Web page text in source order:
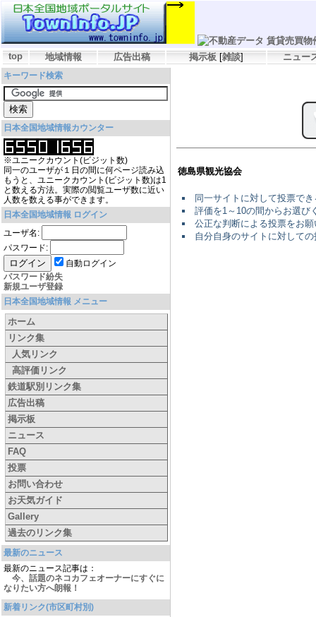
top 地域情報 広告出稿 掲示板 [雑談] ニュー
キーワード検索
日本全国地域情報カウンター
※ユニークカウント(ビジット数)
同一のユーザが１日の間に何ページ読み込
もうと、ユニークカウント(ビジット数)は1
と数える方法。実際の閲覧ユーザ数に近い
人数を数える事ができます。
日本全国地域情報 ログイン
ユーザ名:
パスワード:
自動ログイン
パスワード紛失
新規ユーザ登録
日本全国地域情報 メニュー
ホーム
リンク集
人気リンク
高評価リンク
鉄道駅別リンク集
広告出稿
掲示板
ニュース
FAQ
投票
お問い合わせ
お天気ガイド
Gallery
過去のリンク集
最新のニュース
最新のニュース記事は：
今、話題のネコカフェオーナーにすぐに
なりたい方へ朗報！
新着リンク(市区町村別)
徳島県観光協会
同一サイトに対して投票で
評価を1～10の間からお選び
公正な判断による投票をお
自分自身のサイトに対して